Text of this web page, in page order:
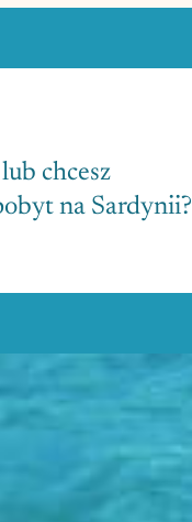
chcesz
na Sardynii?